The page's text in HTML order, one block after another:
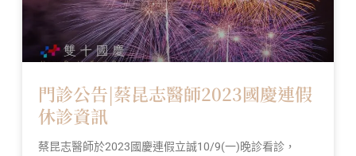
門診公告|蔡昆志醫師2023國慶連假
休診資訊
蔡昆志醫師於2023國慶連假立誠10/9(一)晚診看診，